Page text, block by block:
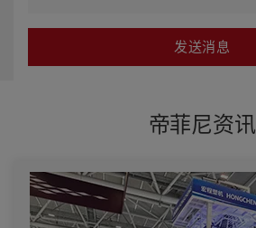
发送消息
帝菲尼资讯